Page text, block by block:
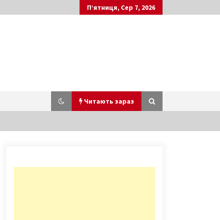
П’ятниця, Сер 7, 2026
Читають зараз